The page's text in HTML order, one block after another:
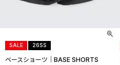
ベースショーツ│BASE SHORTS
SALE 26SS